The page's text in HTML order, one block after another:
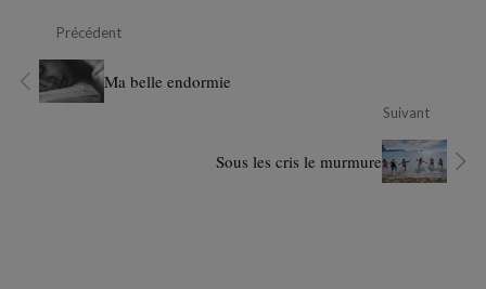
Précédent
Ma belle endormie
Suivant
Sous les cris le murmure